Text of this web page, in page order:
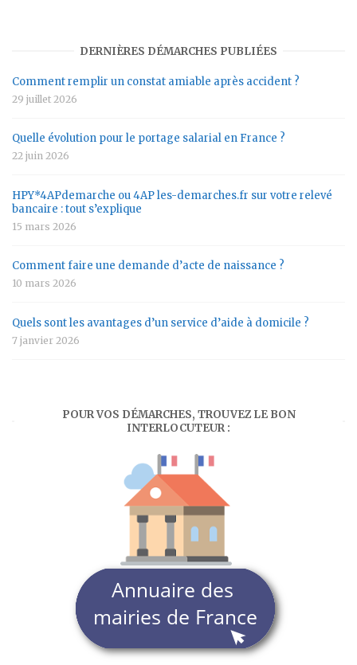
DERNIÈRES DÉMARCHES PUBLIÉES
Comment remplir un constat amiable après accident ?
29 juillet 2026
Quelle évolution pour le portage salarial en France ?
22 juin 2026
HPY*4APdemarche ou 4AP les-demarches.fr sur votre relevé
bancaire : tout s’explique
15 mars 2026
Comment faire une demande d’acte de naissance ?
10 mars 2026
Quels sont les avantages d’un service d’aide à domicile ?
7 janvier 2026
POUR VOS DÉMARCHES, TROUVEZ LE BON
INTERLOCUTEUR :